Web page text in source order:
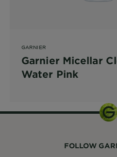
GARNIER
Garnier Micellar
Water Pink
FOLLOW